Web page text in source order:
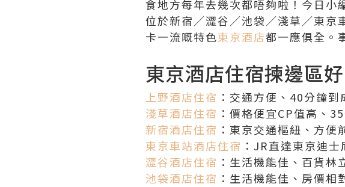
食地方每年去幾次都唔夠啦！今日小
位於新宿／澀谷／池袋／淺草／東京
卡一流嘅特色東京酒店都一應俱全。
東京酒店住宿揀邊區好
上野酒店住宿 ：交通方便、40分鐘
淺草酒店住宿 ：價格便宜CP值高、
新宿酒店住宿 ：東京交通樞紐、方
東京車站酒店住宿 ：JR直達東京迪
澀谷酒店住宿 ：生活機能佳、百貨林
池袋酒店住宿 ：生活機能佳、房價